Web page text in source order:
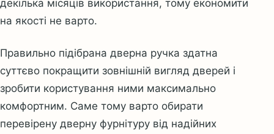
декілька місяців використання, тому економити
на якості не варто.
Правильно підібрана дверна ручка здатна
суттєво покращити зовнішній вигляд дверей і
зробити користування ними максимально
комфортним. Саме тому варто обирати
перевірену дверну фурнітуру від надійних